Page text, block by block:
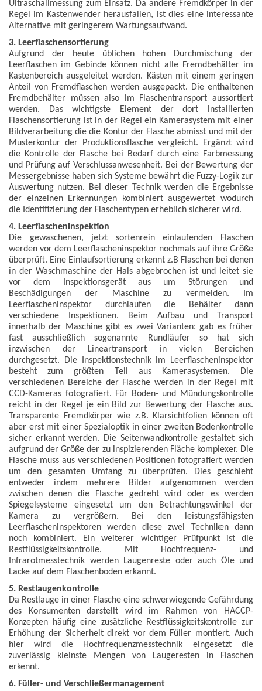
Ultraschallmessung zum Einsatz. Da andere Fremdkörper in der
Regel im Kastenwender herausfallen, ist dies eine interessante
Alternative mit geringerem Wartungsaufwand.
3. Leerflaschensortierung
Aufgrund der heute üblichen hohen Durchmischung der
Leerflaschen im Gebinde können nicht alle Fremdbehälter im
Kastenbereich ausgeleitet werden. Kästen mit einem geringen
Anteil von Fremdflaschen werden ausgepackt. Die enthaltenen
Fremdbehälter müssen also im Flaschentransport aussortiert
werden. Das wichtigste Element der dort installierten
Flaschensortierung ist in der Regel ein Kamerasystem mit einer
Bildverarbeitung die die Kontur der Flasche abmisst und mit der
Musterkontur der Produktionsflasche vergleicht. Ergänzt wird
die Kontrolle der Flasche bei Bedarf durch eine Farbmessung
und Prüfung auf Verschlussanwesenheit. Bei der Bewertung der
Messergebnisse haben sich Systeme bewährt die Fuzzy-Logik zur
Auswertung nutzen. Bei dieser Technik werden die Ergebnisse
der einzelnen Erkennungen kombiniert ausgewertet wodurch
die Identifizierung der Flaschentypen erheblich sicherer wird.
4. Leerflascheninspektion
Die gewaschenen, jetzt sortenrein einlaufenden Flaschen
werden vor dem Leerflascheninspektor nochmals auf ihre Größe
überprüft. Eine Einlaufsortierung erkennt z.B Flaschen bei denen
in der Waschmaschine der Hals abgebrochen ist und leitet sie
vor dem Inspektionsgerät aus um Störungen und
Beschädigungen der Maschine zu vermeiden. Im
Leerflascheninspektor durchlaufen die Behälter dann
verschiedene Inspektionen. Beim Aufbau und Transport
innerhalb der Maschine gibt es zwei Varianten: gab es früher
fast ausschließlich sogenannte Rundläufer so hat sich
inzwischen der Lineartransport in vielen Bereichen
durchgesetzt. Die Inspektionstechnik im Leerflascheninspektor
besteht zum größten Teil aus Kamerasystemen. Die
verschiedenen Bereiche der Flasche werden in der Regel mit
CCD-Kameras fotografiert. Für Boden- und Mündungskontrolle
reicht in der Regel je ein Bild zur Bewertung der Flasche aus.
Transparente Fremdkörper wie z.B. Klarsichtfolien können oft
aber erst mit einer Spezialoptik in einer zweiten Bodenkontrolle
sicher erkannt werden. Die Seitenwandkontrolle gestaltet sich
aufgrund der Größe der zu inspizierenden Fläche komplexer. Die
Flasche muss aus verschiedenen Positionen fotografiert werden
um den gesamten Umfang zu überprüfen. Dies geschieht
entweder indem mehrere Bilder aufgenommen werden
zwischen denen die Flasche gedreht wird oder es werden
Spiegelsysteme eingesetzt um den Betrachtungswinkel der
Kamera zu vergrößern. Bei den leistungsfähigsten
Leerflascheninspektoren werden diese zwei Techniken dann
noch kombiniert. Ein weiterer wichtiger Prüfpunkt ist die
Restflüssigkeitskontrolle. Mit Hochfrequenz- und
Infrarotmesstechnik werden Laugenreste oder auch Öle und
Lacke auf dem Flaschenboden erkannt.
5. Restlaugenkontrolle
Da Restlauge in einer Flasche eine schwerwiegende Gefährdung
des Konsumenten darstellt wird im Rahmen von HACCP-
Konzepten häufig eine zusätzliche Restflüssigkeitskontrolle zur
Erhöhung der Sicherheit direkt vor dem Füller montiert. Auch
hier wird die Hochfrequenzmesstechnik eingesetzt die
zuverlässig kleinste Mengen von Laugeresten in Flaschen
erkennt.
6. Füller- und Verschließermanagement